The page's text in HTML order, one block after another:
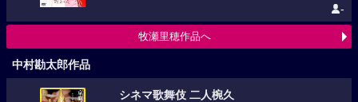
-
牧瀬里穂作品へ
中村勘太郎作品
シネマ歌舞伎 二人椀久